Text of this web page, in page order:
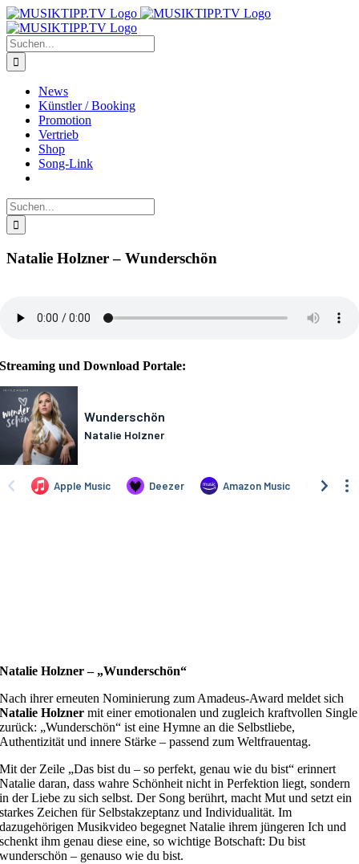
Zum
Inhalt
springen
Suche
nach:
News
Künstler / Booking
Promotion
Vertrieb
Shop
Song-Link
Suche
nach:
Natalie Holzner – Wunderschön
Streaming und Download Portale:
Natalie Holzner – „Wunderschön“
Nach ihrer erneuten Nominierung zum Amadeus-Award meldet sich
Natalie Holzner mit einer emotionalen und zugleich kraftvollen Single
zurück: „Wunderschön“ ist eine Hymne an die Selbstliebe,
Authentizität und innere Stärke – passend zum Weltfrauentag.
Mit der Zeile „Das bist du – so perfekt, genau wie du bist“ erinnert
Natalie daran, dass wahre Schönheit nicht in Perfektion liegt, sondern
in der Liebe zu sich selbst. Der Song berührt, macht Mut und setzt ein
starkes Zeichen für Selbstakzeptanz und Individualität. Im
dazugehörigen Musikvideo begegnet Natalie ihrem jüngeren Ich und
schenkt ihm genau diese eine, so wichtige Botschaft: Du bist
wunderschön – genauso wie du bist.